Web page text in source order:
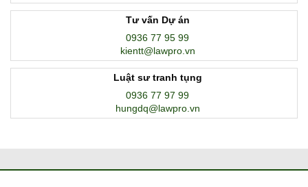
Tư vấn Dự án
0936 77 95 99
kientt@lawpro.vn
Luật sư tranh tụng
0936 77 97 99
hungdq@lawpro.vn